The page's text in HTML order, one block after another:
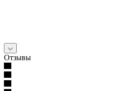
Отзывы